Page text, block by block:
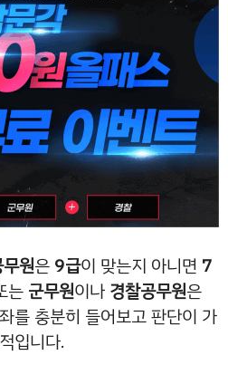
원은 9급이 맞는지 아니면 7
는 군무원이나 경찰공무원은
를 충분히 들어보고 판단이 가
입니다.